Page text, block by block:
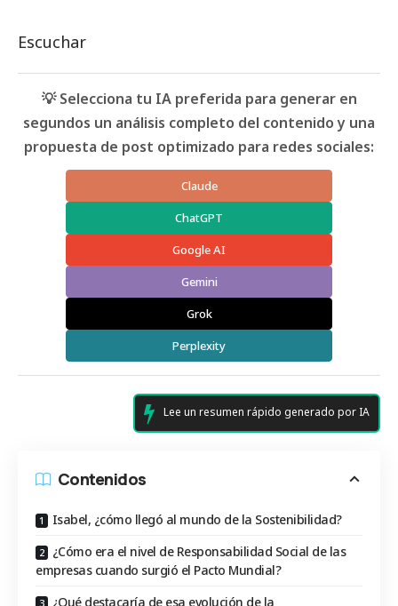
Escuchar
💡 Selecciona tu IA preferida para generar en
segundos un análisis completo del contenido y una
propuesta de post optimizado para redes sociales:
Claude
ChatGPT
Google AI
Gemini
Grok
Perplexity
Lee un resumen rápido generado por IA
Contenidos
Isabel, ¿cómo llegó al mundo de la Sostenibilidad?
¿Cómo era el nivel de Responsabilidad Social de las
empresas cuando surgió el Pacto Mundial?
¿Qué destacaría de esa evolución de la